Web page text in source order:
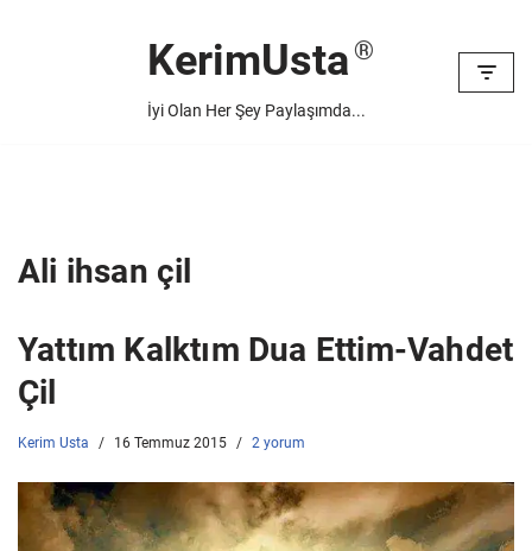
KerimUsta
İyi Olan Her Şey Paylaşımda...
Ali ihsan çil
Yattım Kalktım Dua Ettim-Vahdet
Çil
Kerim Usta 16 Temmuz 2015 2 yorum